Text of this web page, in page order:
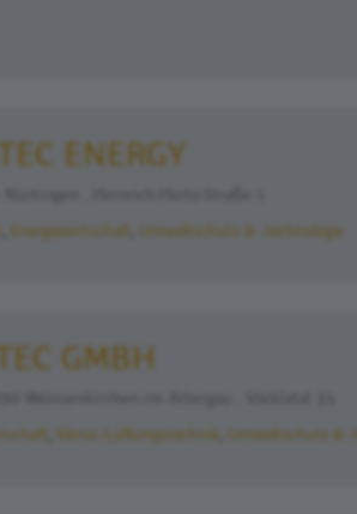
ENERGY
Energiewirtschaft Umweltschutz & -technologie
GMBH
Klima-/Lüftungstechnik Umweltschutz &